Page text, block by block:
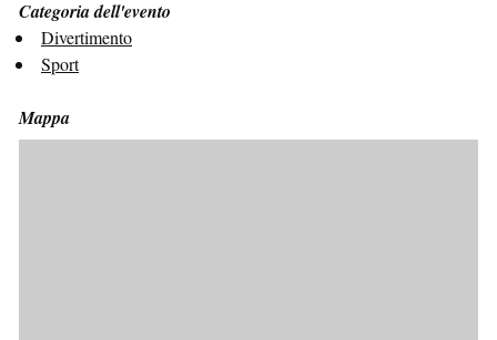
Categoria dell'evento
Divertimento
Sport
Mappa